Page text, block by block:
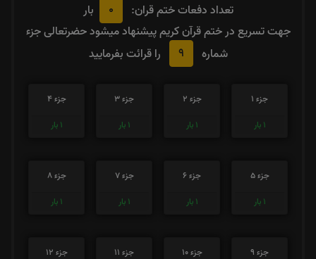
تعداد دفعات ختم قران: 0
بار
جهت تسریع در ختم قرآن کریم پیشنهاد میشود حضرتعالی جزء
شماره
9 را قرائت بفرمایید
جزء 1
1 بار
جزء 2
1 بار
جزء 3
1 بار
جزء 4
1 بار
جزء 5
1 بار
جزء 6
1 بار
جزء 7
1 بار
جزء 8
1 بار
جزء 9
جزء 10
جزء 11
جزء 12